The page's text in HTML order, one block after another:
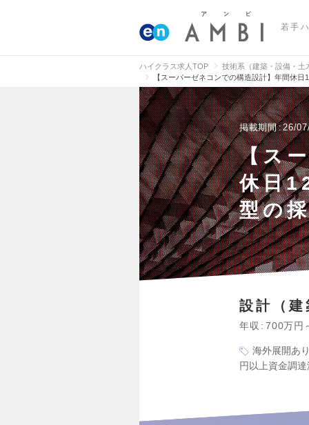
若手
ハイクラス求人TOP 技術系（建築・設備・土
【スーパーゼネコンでの構造設計】年間休
掲載期間 26/
【ス
休日
型の
設計（建
年収 700万円
海外展開あ
円以上資金調達